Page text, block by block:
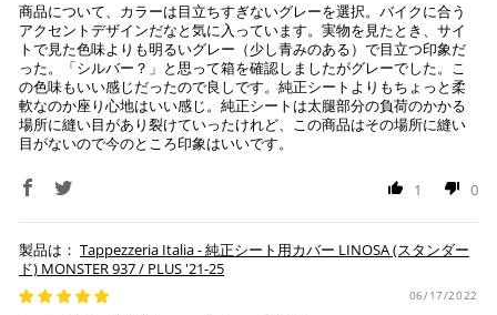
商品について、カラーは目立ちすぎないグレーを選択。バイクに合う
アクセントデザインだなと気に入っています。実物を見たとき、サイ
トで見た色味よりも明るいグレー（少し青みのある）で目立つ印象だ
った。「シルバー？」と思って箱を確認しましたがグレーでした。こ
の色味もいい感じだったので良しです。純正シートよりもちょっと柔
軟なのか座り心地はいい感じ。純正シートは太腿部分の負荷のかかる
場所に縫い目があり裂けていったけれど、この商品はその場所に縫い
目がないので今のところ印象はいいです。
1 0
Tappezzeria Italia - 純正シート用カバー LINOSA (スタンダー
ド) MONSTER 937 / PLUS '21-25
06/17/2022